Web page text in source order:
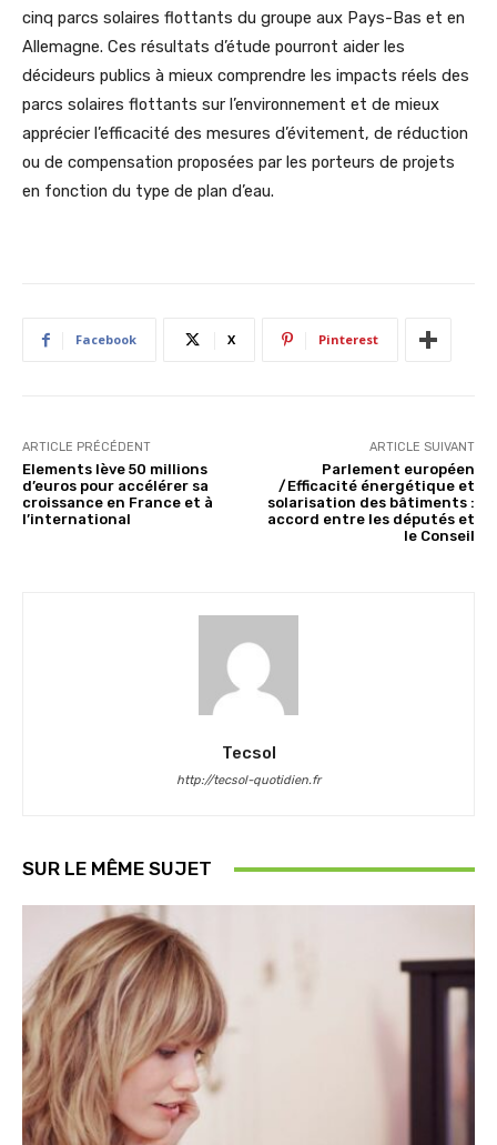
cinq parcs solaires flottants du groupe aux Pays-Bas et en
Allemagne. Ces résultats d’étude pourront aider les
décideurs publics à mieux comprendre les impacts réels des
parcs solaires flottants sur l’environnement et de mieux
apprécier l’efficacité des mesures d’évitement, de réduction
ou de compensation proposées par les porteurs de projets
en fonction du type de plan d’eau.
Facebook X Pinterest
ARTICLE PRÉCÉDENT
Elements lève 50 millions
d’euros pour accélérer sa
croissance en France et à
l’international
ARTICLE SUIVANT
Parlement européen
/Efficacité énergétique et
solarisation des bâtiments :
accord entre les députés et
le Conseil
Tecsol
http://tecsol-quotidien.fr
SUR LE MÊME SUJET